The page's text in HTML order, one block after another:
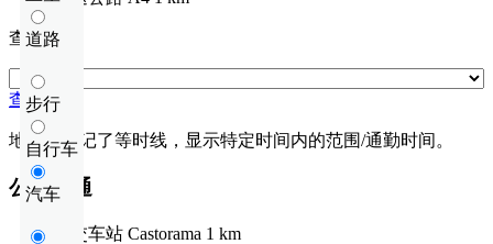
道路
步行
自行车
汽车
查看距离
查看距离
地图上标记了等时线，显示特定时间内的范围/通勤时间。
公共交通
公交车站 Castorama 1 km